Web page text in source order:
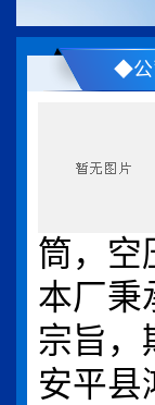
◆公
筒，空
本厂秉
宗旨，
安平县